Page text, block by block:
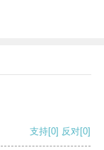
支持[0] 反对[0]